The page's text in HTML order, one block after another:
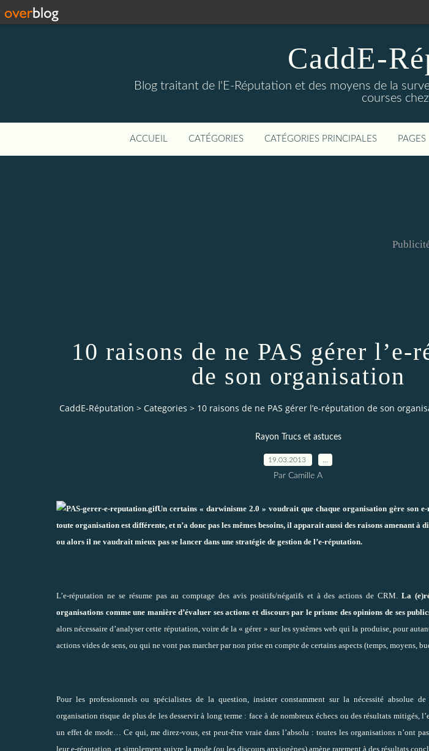
CaddE-
Blog traitant de l'E-Réputation et des moyens de la
courses
ACCUEIL CATÉGORIES CATÉGORIES PRINCIPALES PAGES
10 raisons de ne PAS gérer l’e-
de son organisation
CaddE-Réputation > Categories > 10 raisons de ne PAS gérer l’e-réputation de son
Rayon Trucs et astuces
19.03.2013
Par Camille A
Un certains « darwinisme 2.0 » voudrait que chaque organisation gère son
toute organisation est différente, et n’a donc pas les mêmes besoins, il apparait aussi des raisons amenant à
ou alors il ne vaudrait mieux pas se lancer dans une stratégie de gestion de l’e-réputation.
L’e-réputation ne se résume pas au comptage des avis positifs/négatifs et à des actions de CRM.La
organisations comme une manière d’évaluer ses actions et discours par le prisme des opinions de ses
alors nécessaire d’analyser cette réputation, voire de la « gérer » sur les systèmes web qui la produise, pour
actions vides de sens, ou qui ne vont pas marcher par non prise en compte de certains aspects (temps, moyens,
Pour les professionnels ou spécialistes de la question, insister constamment sur la nécessité absolue de
organisation risque de plus de les desservir à long terme : face à de nombreux échecs ou des résultats mitigés,
un effet de mode… Ce qui, me direz-vous, est peut-être vraie dans l’absolu : toutes les organisations n’ont
leur e-réputation, et simplement suivre la mode (ou les discours anxiogènes) amène rarement à des résultats